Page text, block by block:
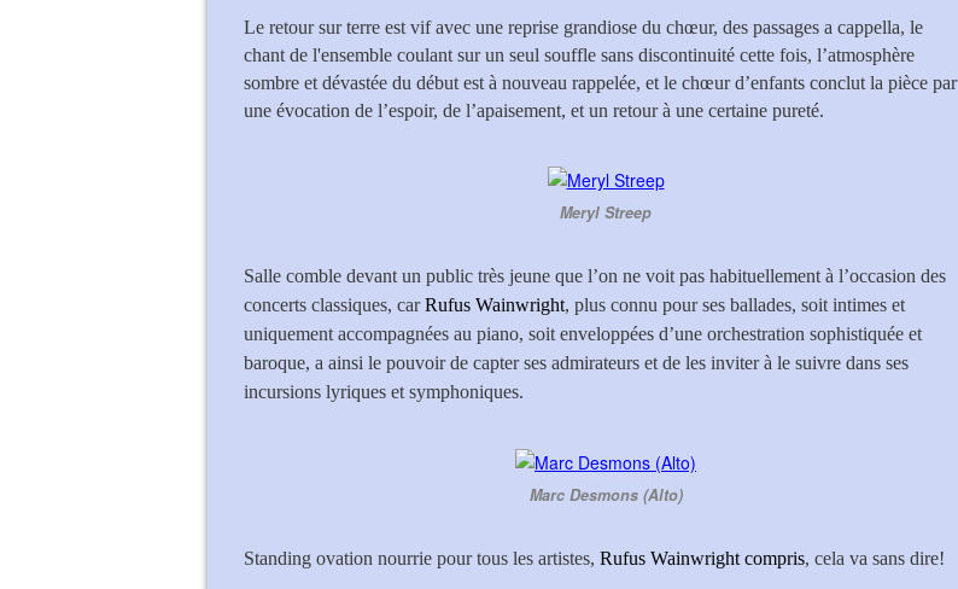
Le retour sur terre est vif avec une reprise grandiose du chœur, des passages a cappella, le
chant de l'ensemble coulant sur un seul souffle sans discontinuité cette fois, l’atmosphère
sombre et dévastée du début est à nouveau rappelée, et le chœur d’enfants conclut la pièce par
une évocation de l’espoir, de l’apaisement, et un retour à une certaine pureté.
Meryl Streep
Salle comble devant un public très jeune que l’on ne voit pas habituellement à l’occasion des
concerts classiques, carRufus Wainwright, plus connu pour ses ballades, soit intimes et
uniquement accompagnées au piano, soit enveloppées d’une orchestration sophistiquée et
baroque, a ainsi le pouvoir de capter ses admirateurs et de les inviter à le suivre dans ses
incursions lyriques et symphoniques.
Marc Desmons (Alto)
Standing ovation nourrie pour tous les artistes, Rufus Wainwright compris, cela va sans dire!